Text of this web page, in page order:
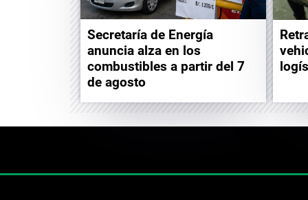
Secretaría de Energía
anuncia alza en los
combustibles a partir del 7
de agosto